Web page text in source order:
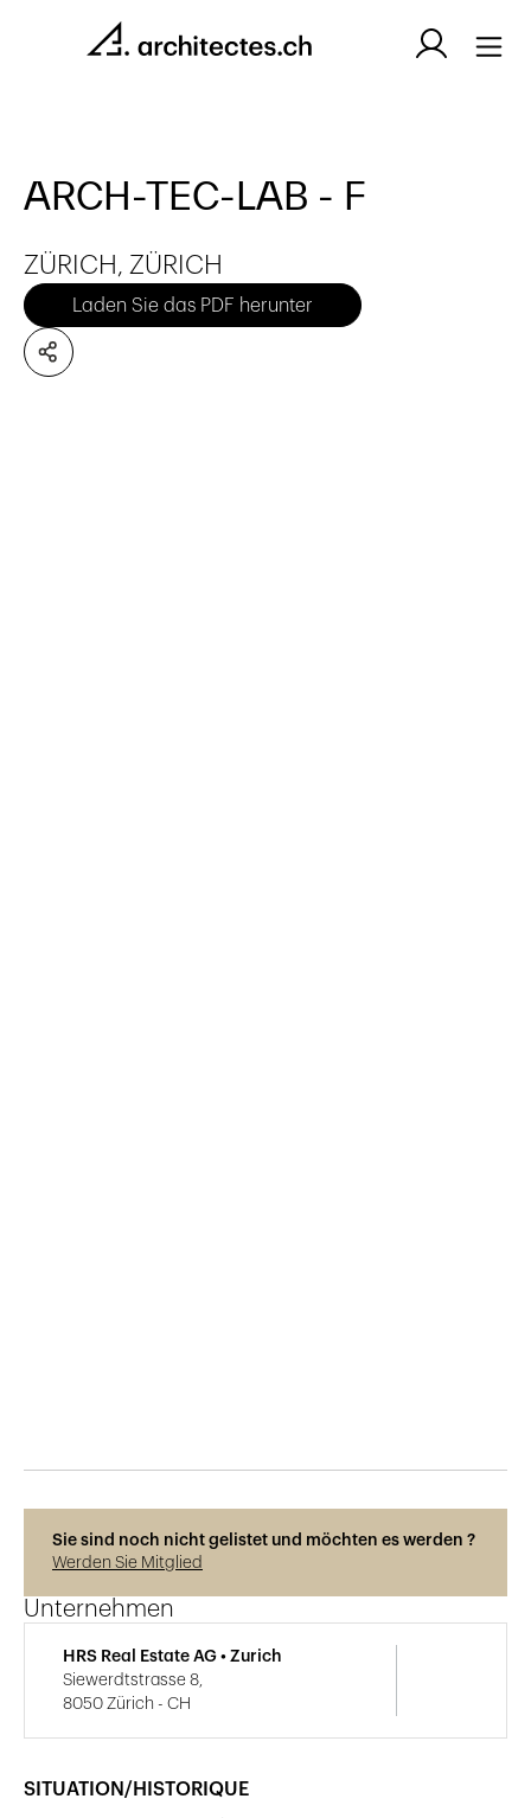
ARCH-TEC-LAB - F
ZÜRICH, ZÜRICH
Laden Sie das PDF herunter
SITUATION/HISTORIQUE
Sie sind noch nicht gelistet und möchten es werden ?
Werden Sie Mitglied
Unternehmen
HRS Real Estate AG • Zurich
Siewerdtstrasse 8,
8050 Zürich - CH